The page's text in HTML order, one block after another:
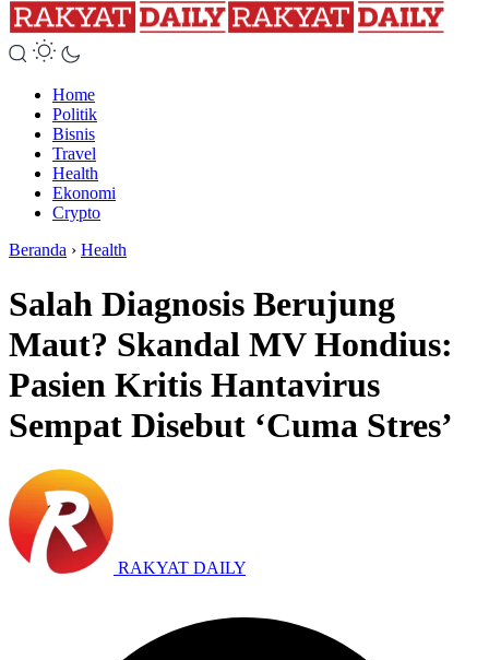
Home
Politik
Bisnis
Travel
Health
Ekonomi
Crypto
Beranda › Health
Salah Diagnosis Berujung
Maut? Skandal MV Hondius:
Pasien Kritis Hantavirus
Sempat Disebut ‘Cuma Stres’
RAKYAT DAILY